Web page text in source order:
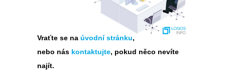
Vraťte se na úvodní stránku,
nebo nás kontaktujte, pokud něco nevíte
najít.